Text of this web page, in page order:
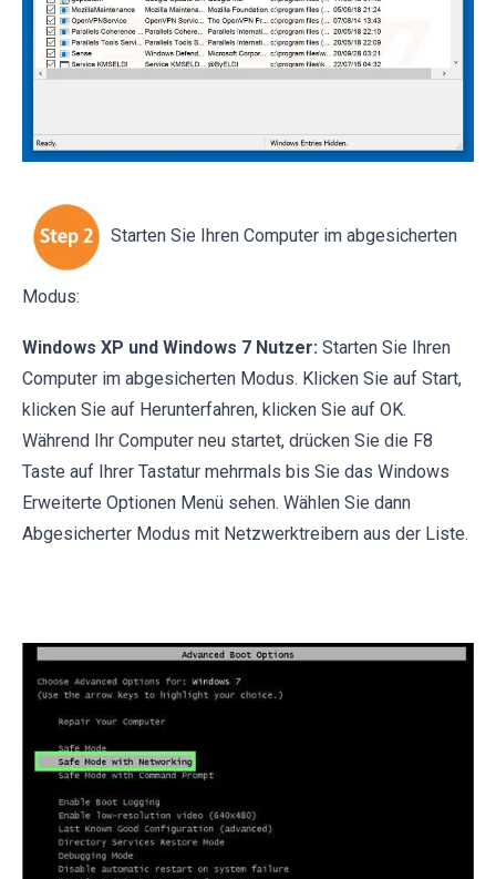
Starten Sie Ihren Computer im abgesicherten
Modus:
Windows XP und Windows 7 Nutzer: Starten Sie Ihren
Computer im abgesicherten Modus. Klicken Sie auf Start,
klicken Sie auf Herunterfahren, klicken Sie auf OK.
Während Ihr Computer neu startet, drücken Sie die F8
Taste auf Ihrer Tastatur mehrmals bis Sie das Windows
Erweiterte Optionen Menü sehen. Wählen Sie dann
Abgesicherter Modus mit Netzwerktreibern aus der Liste.